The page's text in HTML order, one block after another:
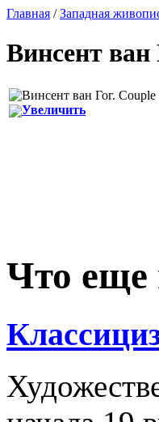
Главная /Западная
Винсент ван
Увеличить
Что еще